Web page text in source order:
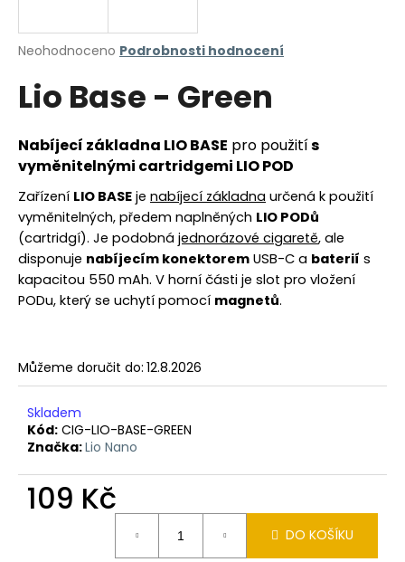
Průměrné
produktu
je
z
5
hvězdiček.
Neohodnoceno Podrobnosti hodnocení
Lio Base - Green
Nabíjecí základna LIO BASE pro použitís
vyměnitelnými cartridgemi LIO POD
Zařízení LIO BASE je nabíjecí základna určená k použití
vyměnitelných, předem naplněných LIO PODů
(cartridgí). Je podobná jednorázové cigaretě, ale
disponuje nabíjecím konektorem USB-C a baterií s
kapacitou 550 mAh. V horní části je slot pro vložení
PODu, který se uchytí pomocí magnetů.
Můžeme doručit do: 12.8.2026
Skladem
Kód: CIG-LIO-BASE-GREEN
Značka:Lio Nano
109 Kč
DO KOŠÍKU
j
t
?
HLEDAT
D
o
r
u
č
u
e
m